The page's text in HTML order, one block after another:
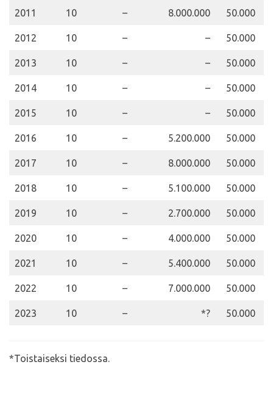
2011 10 – 8.000.000 50.000
2012 10 – – 50.000
2013 10 – – 50.000
2014 10 – – 50.000
2015 10 – – 50.000
2016 10 – 5.200.000 50.000
2017 10 – 8.000.000 50.000
2018 10 – 5.100.000 50.000
2019 10 – 2.700.000 50.000
2020 10 – 4.000.000 50.000
2021 10 – 5.400.000 50.000
2022 10 – 7.000.000 50.000
2023 10 – *? 50.000
*Toistaiseksi tiedossa.